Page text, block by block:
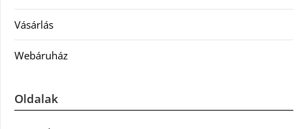
Vásárlás
Webáruház
Oldalak